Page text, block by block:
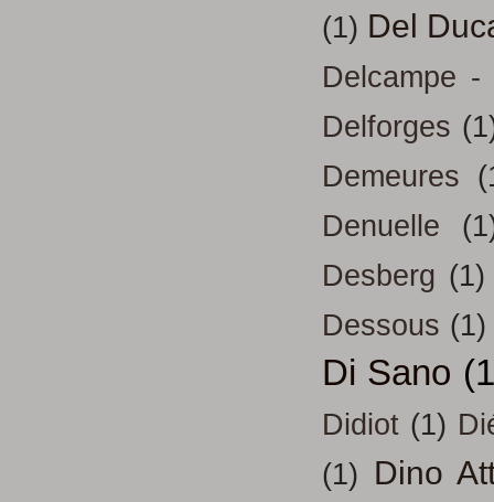
(1) Del
Delcampe -
Delforges
Demeures
Denuelle
Desberg (1)
Dessous (1)
Di Sano
Didiot (1)
(1) Dino